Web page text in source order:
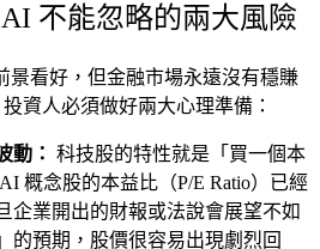
不能忽略的兩大風險
景看好，但金融市場永遠沒有穩賺
資人必須做好兩大心理準備：
動： 科技股的特性就是「買一個本
概念股的本益比（P/E Ratio）已經
企業開出的財報或法說會展望不如
的預期，股價很容易出現劇烈回